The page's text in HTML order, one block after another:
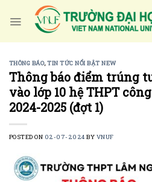
THÔNG BÁO,TIN TỨC NỔI BẬT NEW
Thông báo điểm trúng
vào lớp 10 hệ THPT
2024-2025 (đợt 1)
POSTED ON 02-07-2024 BY VNUF